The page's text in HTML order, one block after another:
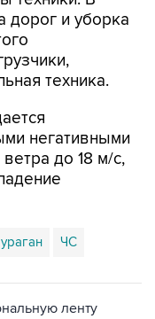
дорог и уборка
техника.
негативными
до 18 м/с,
ураган ЧС
ленту